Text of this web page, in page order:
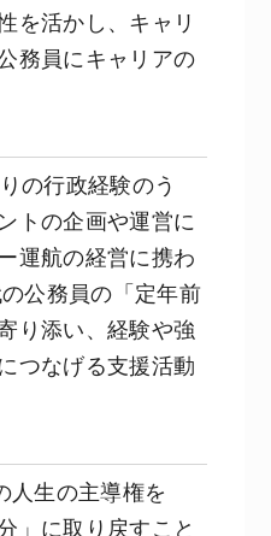
を活かし、キャリ
務員にキャリアの
の行政経験のう
トの企画や運営に
運航の経営に携わ
公務員の「定年前
り添い、経験や強
つなげる支援活動
人生の主導権を
」に取り戻すこと